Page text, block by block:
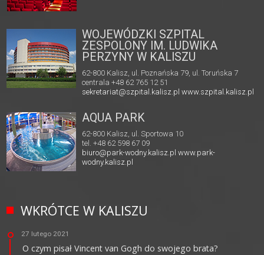
WOJEWÓDZKI SZPITAL
ZESPOLONY IM. LUDWIKA
PERZYNY W KALISZU
62-800 Kalisz, ul. Poznańska 79, ul. Toruńska 7
centrala +48 62 765 12 51
sekretariat@szpital.kalisz.pl www.szpital.kalisz.pl
AQUA PARK
62-800 Kalisz, ul. Sportowa 10
tel. +48 62 598 67 09
biuro@park-wodny.kalisz.pl www.park-
wodny.kalisz.pl
WKRÓTCE W KALISZU
27 lutego 2021
O czym pisał Vincent van Gogh do swojego brata?